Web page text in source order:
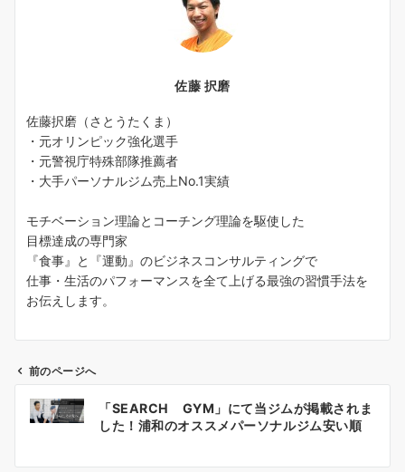
佐藤 択磨
佐藤択磨（さとうたくま）
・元オリンピック強化選手
・元警視庁特殊部隊推薦者
・大手パーソナルジム売上No.1実績
モチベーション理論とコーチング理論を駆使した
目標達成の専門家
『食事』と『運動』のビジネスコンサルティングで
仕事・生活のパフォーマンスを全て上げる最強の習慣手法を
お伝えします。
前のページへ
「SEARCH GYM」にて当ジムが掲載されま
した！浦和のオススメパーソナルジム安い順